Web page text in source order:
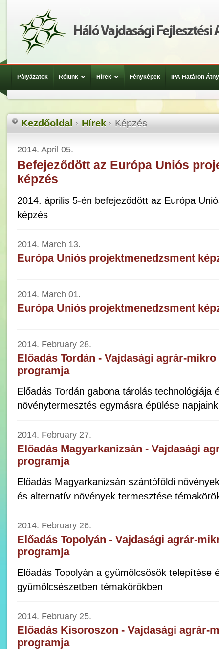
Pályázatok Rólunk Hírek Fényképek IPA Határon
Kezdőoldal Hírek Képzés
2014. April 05.
Befejeződött az Európa Uniós
képzés
2014. április 5-én befejeződött az Európa
képzés
2014. March 13.
Európa Uniós projektmenedzsment
2014. March 01.
Európa Uniós projektmenedzsment
2014. February 28.
Előadás Tordán - Vajdasági agrár-
programja
Előadás Tordán gabona tárolás technológiája
növénytermesztés egymásra épülése
2014. February 27.
Előadás Magyarkanizsán - Vajdasági
programja
Előadás Magyarkanizsán szántóföldi
és alternatív növények termesztése
2014. February 26.
Előadás Topolyán - Vajdasági agrár-
programja
Előadás Topolyán a gyümölcsösök telepítése
gyümölcsészetben témakörökben
2014. February 25.
Előadás Kisoroszon - Vajdasági agrár-
programja